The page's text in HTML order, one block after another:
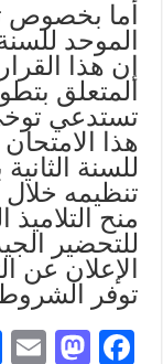
أما بخصوص
الموحد
إن هذا
المتعلق
تستدعي
هذا
للسنة
تنظيمه
منح
للتحضير
الإعلان عن
توفر الشروط
Fa
M